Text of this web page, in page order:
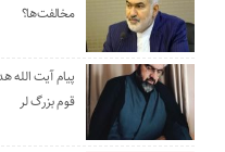
مخالفت‌ها؟
پیام آیت
قوم بزرگ لر